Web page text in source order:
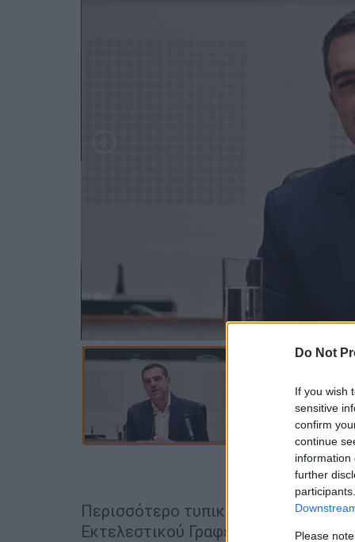
Do Not
If you wish
sensitive
confirm
continue
information
further
Please
Περισσότερο τυπικό χαρακτήρα
Εκτελεστικού Γραφείου του
ΣΥΡΙΖΑ